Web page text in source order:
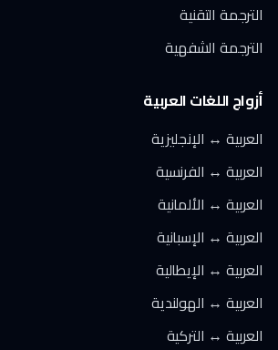
الترجمة التقنية
الترجمة الشفهية
أزواج اللغات العربية
العربية ↔ الإنجليزية
العربية ↔ الفرنسية
العربية ↔ الألمانية
العربية ↔ الإسبانية
العربية ↔ الإيطالية
العربية ↔ الهولندية
العربية ↔ التركية